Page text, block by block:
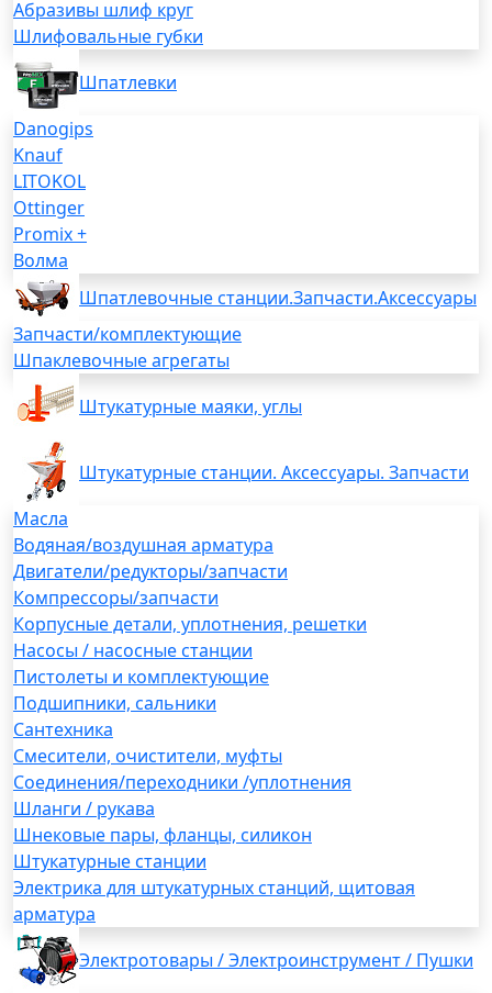
Абразивы шлиф круг
Шлифовальные губки
Шпатлевки
Danogips
Knauf
LITOKOL
Ottinger
Promix +
Волма
Шпатлевочные станции.Запчасти.Аксессуары
Запчасти/комплектующие
Шпаклевочные агрегаты
Штукатурные маяки, углы
Штукатурные станции. Аксессуары. Запчасти
Масла
Водяная/воздушная арматура
Двигатели/редукторы/запчасти
Компрессоры/запчасти
Корпусные детали, уплотнения, решетки
Насосы / насосные станции
Пистолеты и комплектующие
Подшипники, сальники
Сантехника
Смесители, очистители, муфты
Соединения/переходники /уплотнения
Шланги / рукава
Шнековые пары, фланцы, силикон
Штукатурные станции
Электрика для штукатурных станций, щитовая
арматура
Электротовары / Электроинструмент / Пушки